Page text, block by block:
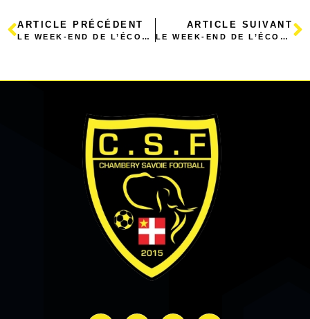
ARTICLE PRÉCÉDENT
LE WEEK-END DE L’ÉCOLE DE FOOT
ARTICLE SUIVANT
LE WEEK-END DE L’ÉCOLE DE FOOT